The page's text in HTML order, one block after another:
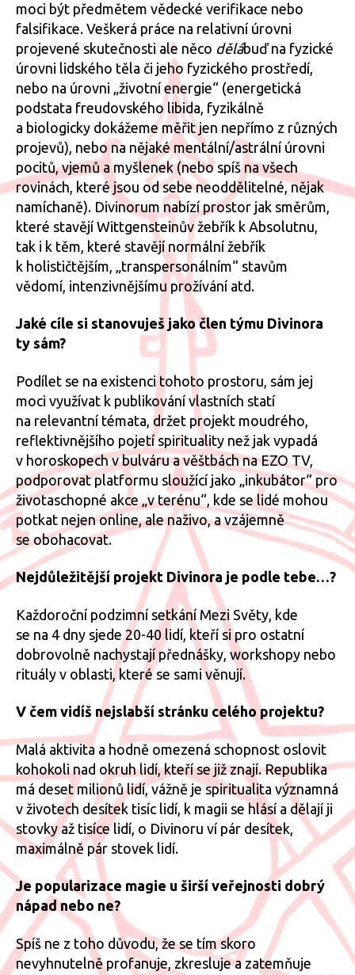
moci být předmětem vědecké verifikace nebo
falsifikace. Veškerá práce na relativní úrovni
projevené skutečnosti ale něco dělábuď na fyzické
úrovni lidského těla či jeho fyzického prostředí,
nebo na úrovni „životní energie“ (energetická
podstata freudovského libida, fyzikálně
a biologicky dokážeme měřit jen nepřímo z různých
projevů), nebo na nějaké mentální/astrální úrovni
pocitů, vjemů a myšlenek (nebo spíš na všech
rovinách, které jsou od sebe neoddělitelné, nějak
namíchaně). Divinorum nabízí prostor jak směrům,
které stavějí Wittgensteinův žebřík k Absolutnu,
tak i k těm, které stavějí normální žebřík
k holističtějším, „transpersonálním“ stavům
vědomí, intenzivnějšímu prožívání atd.
Jaké cíle si stanovuješ jako člen týmu Divinora
ty sám?
Podílet se na existenci tohoto prostoru, sám jej
moci využívat k publikování vlastních statí
na relevantní témata, držet projekt moudrého,
reflektivnějšího pojetí spirituality než jak vypadá
v horoskopech v bulváru a věštbách na EZO TV,
podporovat platformu sloužící jako „inkubátor“ pro
životaschopné akce „v terénu“, kde se lidé mohou
potkat nejen online, ale naživo, a vzájemně
se obohacovat.
Nejdůležitější projekt Divinora je podle tebe…?
Každoroční podzimní setkání Mezi Světy, kde
se na 4 dny sjede 20-40 lidí, kteří si pro ostatní
dobrovolně nachystají přednášky, workshopy nebo
rituály v oblasti, které se sami věnují.
V čem vidíš nejslabší stránku celého projektu?
Malá aktivita a hodně omezená schopnost oslovit
kohokoli nad okruh lidí, kteří se již znají. Republika
má deset milionů lidí, vážně je spiritualita významná
v životech desítek tisíc lidí, k magii se hlásí a dělají ji
stovky až tisíce lidí, o Divinoru ví pár desítek,
maximálně pár stovek lidí.
Je popularizace magie u širší veřejnosti dobrý
nápad nebo ne?
Spíš ne z toho důvodu, že se tím skoro
nevyhnutelně profanuje, zkresluje a zatemňuje